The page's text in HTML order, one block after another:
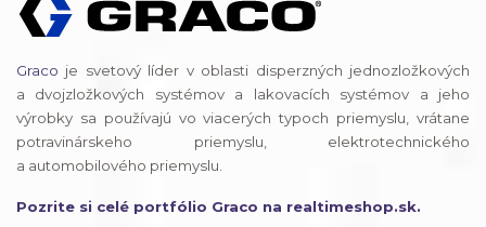
Graco je svetový líder v oblasti disperzných jednozložkových
a dvojzložkových systémov a lakovacích systémov a jeho
výrobky sa používajú vo viacerých typoch priemyslu, vrátane
potravinárskeho priemyslu, elektrotechnického
a automobilového priemyslu.
Pozrite si celé portfólio Graco na realtimeshop.sk.